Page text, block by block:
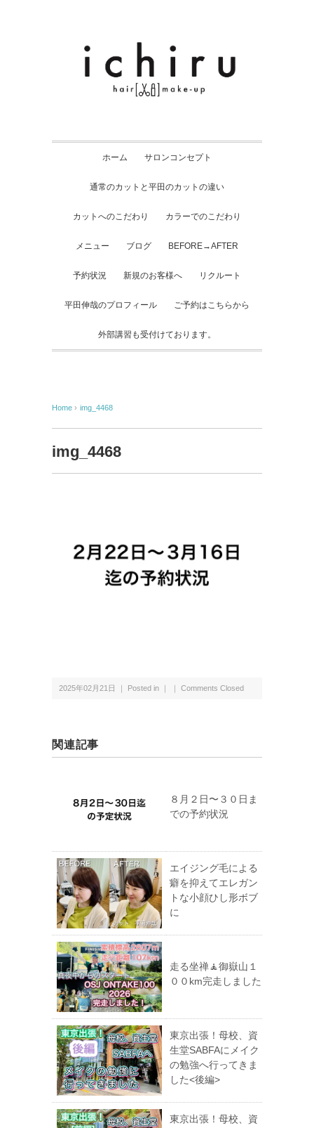
ホーム サロンコンセプト
通常のカットと平田のカットの違い
カットへのこだわり カラーでのこだわり
メニュー ブログ BEFORE→AFTER
予約状況 新規のお客様へ リクルート
平田伸哉のプロフィール ご予約はこちらから
外部講習も受付けております。
Home › img_4468
img_4468
2025年02月21日 ｜ Posted in ｜ ｜ Comments Closed
関連記事
８月２日〜３０日ま
での予約状況
エイジング毛による
癖を抑えてエレガン
トな小顔ひし形ボブ
に
走る坐禅🧘御嶽山１
００km完走しました
東京出張！母校、資
生堂SABFAにメイク
の勉強へ行ってきま
した<後編>
東京出張！母校、資